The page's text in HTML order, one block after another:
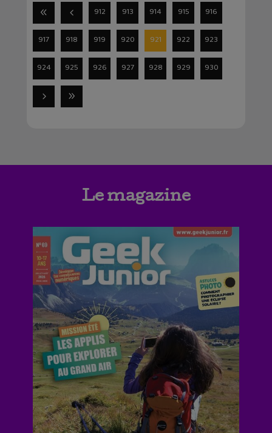
912 913 914 915 916
917 918 919 920 921 922 923
924 925 926 927 928 929 930
Le magazine